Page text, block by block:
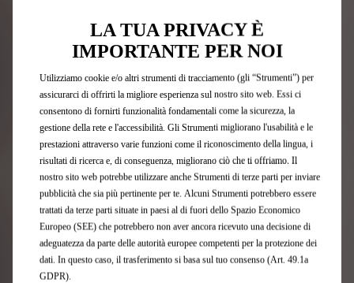
Codice 9867704980
EPROWALLBOX FULL 22KW
Consegna stimata16/08
799,00€
Price
- +
Quantity
LA TUA PRIVACY È
IMPORTANTE PER NOI
Utilizziamo cookie e/o altri strumenti di tracciamento (gli “Strumenti”) per
assicurarci di offrirti la migliore esperienza sul nostro sito web. Essi ci
consentono di fornirti funzionalità fondamentali come la sicurezza, la
gestione della rete e l'accessibilità. Gli Strumenti migliorano l'usabilità e le
prestazioni attraverso varie funzioni come il riconoscimento della lingua, i
risultati di ricerca e, di conseguenza, migliorano ciò che ti offriamo. Il
nostro sito web potrebbe utilizzare anche Strumenti di terze parti per inviare
pubblicità che sia più pertinente per te. Alcuni Strumenti potrebbero essere
trattati da terze parti situate in paesi al di fuori dello Spazio Economico
Europeo (SEE) che potrebbero non aver ancora ricevuto una decisione di
adeguatezza da parte delle autorità europee competenti per la protezione dei
dati. In questo caso, il trasferimento si basa sul tuo consenso (Art. 49.1a
GDPR).